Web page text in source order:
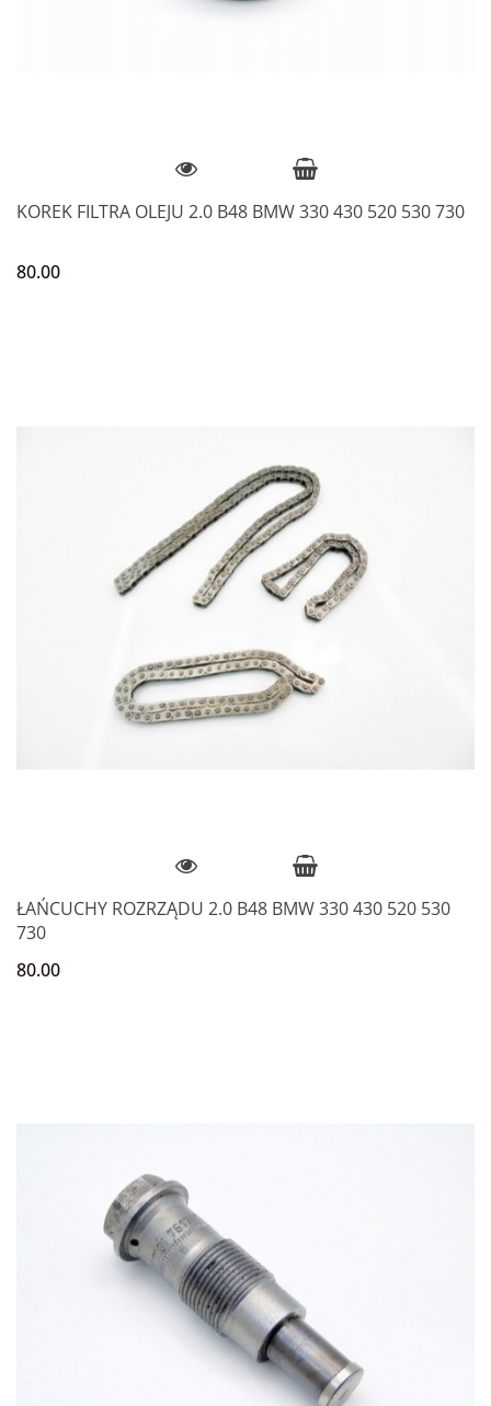
KOREK FILTRA OLEJU 2.0 B48 BMW 330 430 520 530 730
80.00
ŁAŃCUCHY ROZRZĄDU 2.0 B48 BMW 330 430 520 530
730
80.00